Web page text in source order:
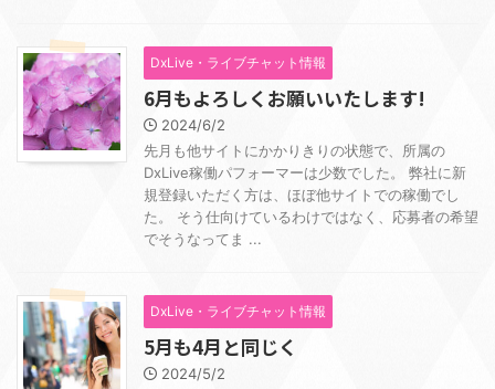
DxLive・ライブチャット情報
6月もよろしくお願いいたします!
2024/6/2
先月も他サイトにかかりきりの状態で、所属の
DxLive稼働パフォーマーは少数でした。 弊社に新
規登録いただく方は、ほぼ他サイトでの稼働でし
た。 そう仕向けているわけではなく、応募者の希望
でそうなってま ...
DxLive・ライブチャット情報
5月も4月と同じく
2024/5/2